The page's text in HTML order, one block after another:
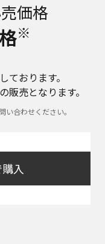
価格
※
ております。
販売となります。
合わせください。
入